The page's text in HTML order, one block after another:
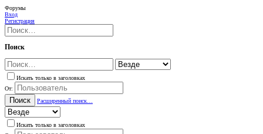
Форумы
Вход
Регистрация
Поиск
Искать только в заголовках
От:
Поиск Расширенный поиск…
Искать только в заголовках